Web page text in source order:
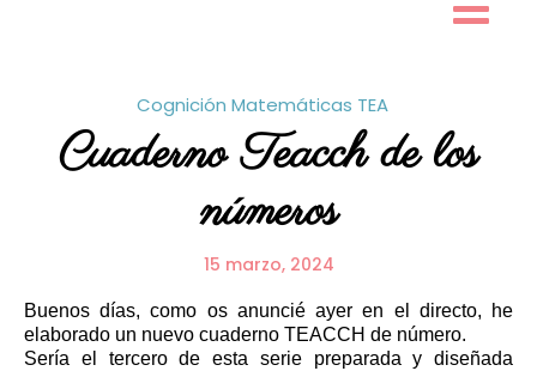
Cognición Matemáticas TEA
Cuaderno Teacch de los
números
15 marzo, 2024
Buenos días, como os anuncié ayer en el directo, he
elaborado un nuevo cuaderno TEACCH de número.
Sería el tercero de esta serie preparada y diseñada